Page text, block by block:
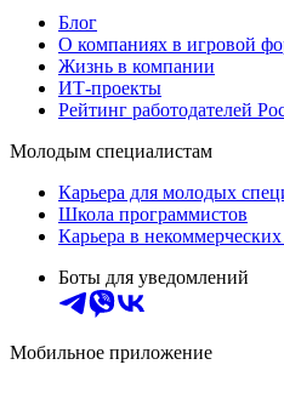
Блог
О компаниях в игровой
Жизнь в компании
ИТ-проекты
Рейтинг работодателей
Молодым специалистам
Карьера для молодых
Школа программистов
Карьера в
Боты для уведомлений
Мобильное приложение